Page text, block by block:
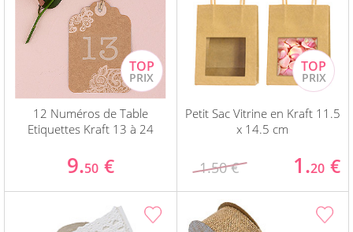
12 Numéros de Table
Etiquettes Kraft 13 à 24
9.50 €
Petit Sac Vitrine en Kraft 11.5
x 14.5 cm
1.50 € 1.20 €